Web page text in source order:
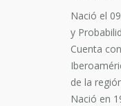
Nació el
y
Cuenta
de la
Nació en